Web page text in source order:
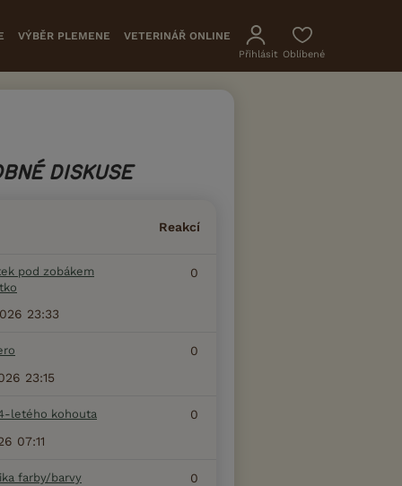
VÝBĚR PLEMENE VETERINÁŘ ONLINE
Přihlásit Oblíbené
DISKUSE
Reakcí
pod zobákem
0
23:33
0
23:15
letého kohouta
0
07:11
farby/barvy
0